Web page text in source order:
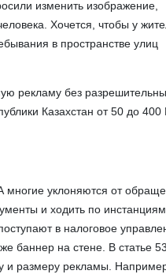
изменить изображение,
Хочется, чтобы у
в пространстве улиц
рекламу без
Казахстан от 50 до
уклоняются от
и ходить по инстанциям.
в налоговое
баннер на стене. В статье
и размеру рекламы.